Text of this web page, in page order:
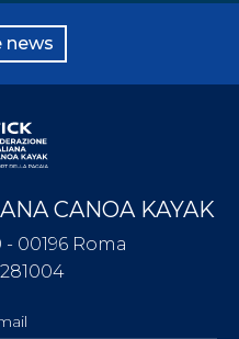
news
CANOA KAYAK
00196 Roma